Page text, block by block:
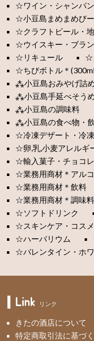
☆ワイン・シャンパン
☆小豆島まめまめび
☆クラフトビール・
☆ウイスキー・ブラ
☆リキュール
☆
☆ちびボトル＊
⁂小豆島おみやげ詰
⁂小豆島手延べそう
⁂小豆島の調味料
⁂小豆島の食べ物・
☆冷凍デザート・冷
☆卵,乳,小麦アレルギ
☆輸入菓子・チョコ
☆業務用商材＊アル
☆業務用商材＊飲料
☆業務用商材＊調味料
☆ソフトドリンク
☆スキンケア・コスメ
☆ハーバリウム
☆バレンタイン・ホ
Link リンク
きたの酒店について
特定商取引法に基づ